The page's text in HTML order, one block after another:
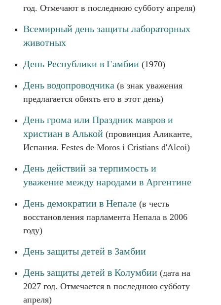
год. Отмечают в последнюю субботу апреля)
Всемирный день защиты лабораторных
животных
День Республики в Гамбии (1970)
День водопроводчика (в знак уважения
предлагается обнять его в этот день)
День грома или Праздник мавров и
христиан в Алькой (провинция Аликанте,
Испания. Festes de Moros i Cristians d'Alcoi)
День действий за терпимость и
уважение между народами в Аргентине
День демократии в Непале (в честь
восстановления парламента Непала в 2006
году)
День защиты детей в Замбии
День защиты детей в Колумбии (дата на
2027 год. Отмечается в последнюю субботу
апреля)